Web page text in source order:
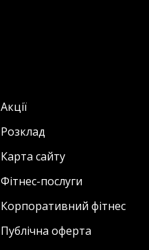
Акції
Розклад
Карта сайту
Фітнес-послуги
Корпоративний фітнес
Публічна оферта